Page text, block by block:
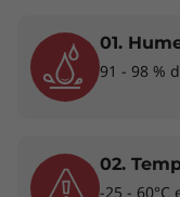
Una PC
Convierte la
como potente,
01.
91 - 98 %
02.
-25 -